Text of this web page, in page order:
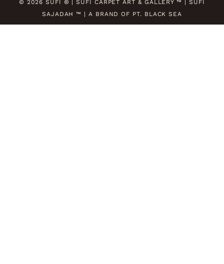
© 2026 SUFI ® | SUFI CARPET ART & GALLERY ™ | SUFI
SAJADAH ™ | A BRAND OF PT. BLACK SEA